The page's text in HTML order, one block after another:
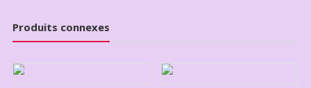
Produits connexes